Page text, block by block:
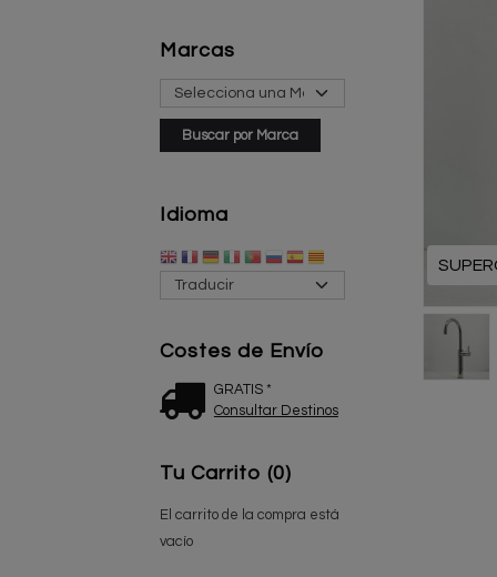
Marcas
Idioma
Costes de Envío
GRATIS *
Consultar Destinos
Tu Carrito (0)
El carrito de la compra está
vacío